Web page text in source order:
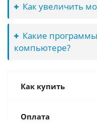
Как увеличить
Какие
компьютере?
Как купить
Оплата